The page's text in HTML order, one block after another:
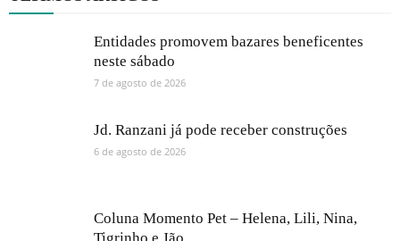
Entidades promovem bazares beneficentes
neste sábado
7 de agosto de 2026
Jd. Ranzani já pode receber construções
6 de agosto de 2026
Coluna Momento Pet – Helena, Lili, Nina,
Tigrinho e Jão